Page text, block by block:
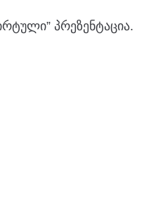
პრეზენტაცია.